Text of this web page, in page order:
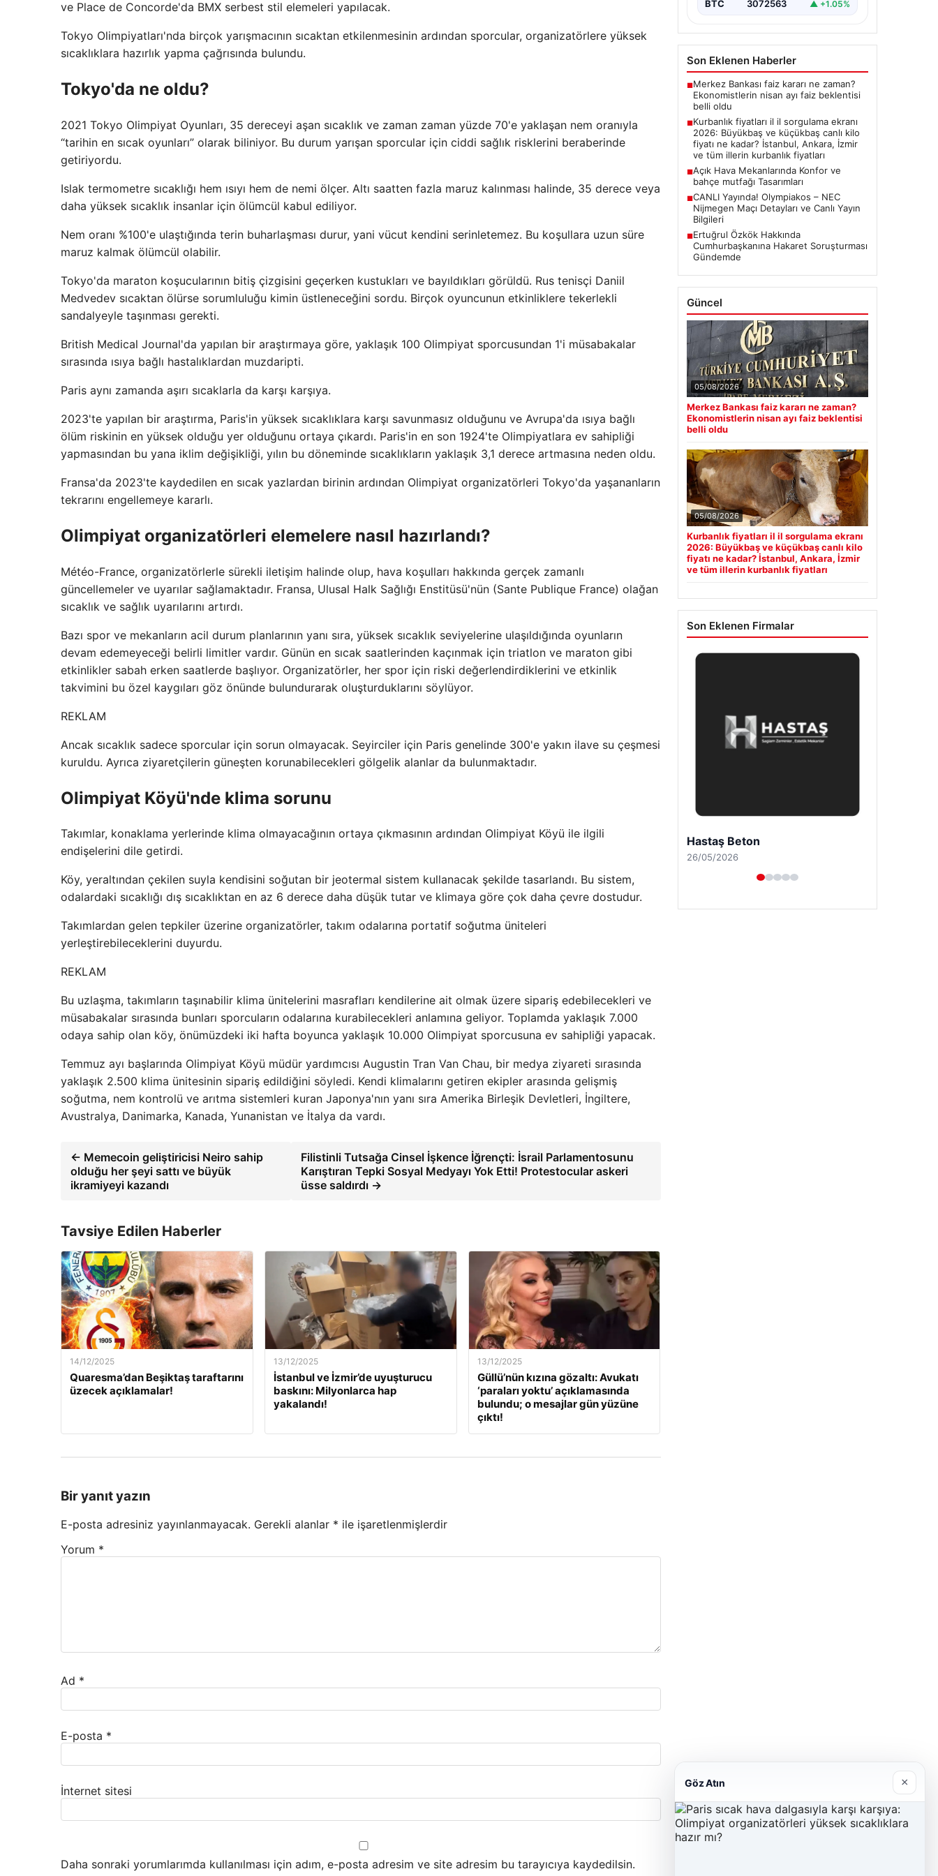
ve Place de Concorde'da BMX serbest stil elemeleri yapılacak.
Tokyo Olimpiyatları'nda birçok yarışmacının sıcaktan etkilenmesinin ardından sporcular, organizatörlere yüksek
sıcaklıklara hazırlık yapma çağrısında bulundu.
Tokyo'da ne oldu?
2021 Tokyo Olimpiyat Oyunları, 35 dereceyi aşan sıcaklık ve zaman zaman yüzde 70'e yaklaşan nem oranıyla
“tarihin en sıcak oyunları” olarak biliniyor. Bu durum yarışan sporcular için ciddi sağlık risklerini beraberinde
getiriyordu.
Islak termometre sıcaklığı hem ısıyı hem de nemi ölçer. Altı saatten fazla maruz kalınması halinde, 35 derece veya
daha yüksek sıcaklık insanlar için ölümcül kabul ediliyor.
Nem oranı %100'e ulaştığında terin buharlaşması durur, yani vücut kendini serinletemez. Bu koşullara uzun süre
maruz kalmak ölümcül olabilir.
Tokyo'da maraton koşucularının bitiş çizgisini geçerken kustukları ve bayıldıkları görüldü. Rus tenisçi Daniil
Medvedev sıcaktan ölürse sorumluluğu kimin üstleneceğini sordu. Birçok oyuncunun etkinliklere tekerlekli
sandalyeyle taşınması gerekti.
British Medical Journal'da yapılan bir araştırmaya göre, yaklaşık 100 Olimpiyat sporcusundan 1'i müsabakalar
sırasında ısıya bağlı hastalıklardan muzdaripti.
Paris aynı zamanda aşırı sıcaklarla da karşı karşıya.
2023'te yapılan bir araştırma, Paris'in yüksek sıcaklıklara karşı savunmasız olduğunu ve Avrupa'da ısıya bağlı
ölüm riskinin en yüksek olduğu yer olduğunu ortaya çıkardı. Paris'in en son 1924'te Olimpiyatlara ev sahipliği
yapmasından bu yana iklim değişikliği, yılın bu döneminde sıcaklıkların yaklaşık 3,1 derece artmasına neden oldu.
Fransa'da 2023'te kaydedilen en sıcak yazlardan birinin ardından Olimpiyat organizatörleri Tokyo'da yaşananların
tekrarını engellemeye kararlı.
Olimpiyat organizatörleri elemelere nasıl hazırlandı?
Météo-France, organizatörlerle sürekli iletişim halinde olup, hava koşulları hakkında gerçek zamanlı
güncellemeler ve uyarılar sağlamaktadır. Fransa, Ulusal Halk Sağlığı Enstitüsü'nün (Sante Publique France) olağan
sıcaklık ve sağlık uyarılarını artırdı.
Bazı spor ve mekanların acil durum planlarının yanı sıra, yüksek sıcaklık seviyelerine ulaşıldığında oyunların
devam edemeyeceği belirli limitler vardır. Günün en sıcak saatlerinden kaçınmak için triatlon ve maraton gibi
etkinlikler sabah erken saatlerde başlıyor. Organizatörler, her spor için riski değerlendirdiklerini ve etkinlik
takvimini bu özel kaygıları göz önünde bulundurarak oluşturduklarını söylüyor.
REKLAM
Ancak sıcaklık sadece sporcular için sorun olmayacak. Seyirciler için Paris genelinde 300'e yakın ilave su çeşmesi
kuruldu. Ayrıca ziyaretçilerin güneşten korunabilecekleri gölgelik alanlar da bulunmaktadır.
Olimpiyat Köyü'nde klima sorunu
Takımlar, konaklama yerlerinde klima olmayacağının ortaya çıkmasının ardından Olimpiyat Köyü ile ilgili
endişelerini dile getirdi.
Köy, yeraltından çekilen suyla kendisini soğutan bir jeotermal sistem kullanacak şekilde tasarlandı. Bu sistem,
odalardaki sıcaklığı dış sıcaklıktan en az 6 derece daha düşük tutar ve klimaya göre çok daha çevre dostudur.
Takımlardan gelen tepkiler üzerine organizatörler, takım odalarına portatif soğutma üniteleri
yerleştirebileceklerini duyurdu.
REKLAM
Bu uzlaşma, takımların taşınabilir klima ünitelerini masrafları kendilerine ait olmak üzere sipariş edebilecekleri ve
müsabakalar sırasında bunları sporcuların odalarına kurabilecekleri anlamına geliyor. Toplamda yaklaşık 7.000
odaya sahip olan köy, önümüzdeki iki hafta boyunca yaklaşık 10.000 Olimpiyat sporcusuna ev sahipliği yapacak.
Temmuz ayı başlarında Olimpiyat Köyü müdür yardımcısı Augustin Tran Van Chau, bir medya ziyareti sırasında
yaklaşık 2.500 klima ünitesinin sipariş edildiğini söyledi. Kendi klimalarını getiren ekipler arasında gelişmiş
soğutma, nem kontrolü ve arıtma sistemleri kuran Japonya'nın yanı sıra Amerika Birleşik Devletleri, İngiltere,
Avustralya, Danimarka, Kanada, Yunanistan ve İtalya da vardı.
← Memecoin geliştiricisi Neiro sahip
olduğu her şeyi sattı ve büyük
ikramiyeyi kazandı
Filistinli Tutsağa Cinsel İşkence İğrençti: İsrail Parlamentosunu
Karıştıran Tepki Sosyal Medyayı Yok Etti! Protestocular askeri
üsse saldırdı →
Tavsiye Edilen Haberler
14/12/2025
Quaresma’dan Beşiktaş taraftarını
üzecek açıklamalar!
13/12/2025
İstanbul ve İzmir’de uyuşturucu
baskını: Milyonlarca hap
yakalandı!
13/12/2025
Güllü’nün kızına gözaltı: Avukatı
‘paraları yoktu’ açıklamasında
bulundu; o mesajlar gün yüzüne
çıktı!
Bir yanıt yazın
E-posta adresiniz yayınlanmayacak. Gerekli alanlar * ile işaretlenmişlerdir
Yorum *
Ad *
E-posta *
İnternet sitesi
Daha sonraki yorumlarımda kullanılması için adım, e-posta adresim ve site adresim bu tarayıcıya kaydedilsin.
BTC 3072563 ▲ +1.05%
Son Eklenen Haberler
■Merkez Bankası faiz kararı ne zaman?
Ekonomistlerin nisan ayı faiz beklentisi
belli oldu
■Kurbanlık fiyatları il il sorgulama ekranı
2026: Büyükbaş ve küçükbaş canlı kilo
fiyatı ne kadar? İstanbul, Ankara, İzmir
ve tüm illerin kurbanlık fiyatları
■Açık Hava Mekanlarında Konfor ve
bahçe mutfağı Tasarımları
■CANLI Yayında! Olympiakos – NEC
Nijmegen Maçı Detayları ve Canlı Yayın
Bilgileri
■Ertuğrul Özkök Hakkında
Cumhurbaşkanına Hakaret Soruşturması
Gündemde
Güncel
05/08/2026
Merkez Bankası faiz kararı ne zaman?
Ekonomistlerin nisan ayı faiz beklentisi
belli oldu
05/08/2026
Kurbanlık fiyatları il il sorgulama ekranı
2026: Büyükbaş ve küçükbaş canlı kilo
fiyatı ne kadar? İstanbul, Ankara, İzmir
ve tüm illerin kurbanlık fiyatları
Son Eklenen Firmalar
Enes Kaplan Avukatlık Bürosu
28/04/2026
Göz Atın ×